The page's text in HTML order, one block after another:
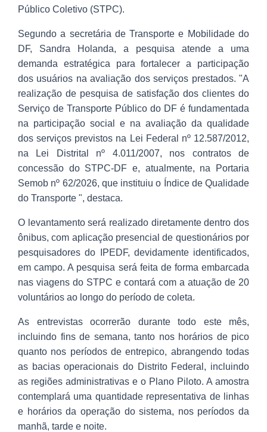
Público Coletivo (STPC).
Segundo a secretária de Transporte e Mobilidade do
DF, Sandra Holanda, a pesquisa atende a uma
demanda estratégica para fortalecer a participação
dos usuários na avaliação dos serviços prestados. "A
realização de pesquisa de satisfação dos clientes do
Serviço de Transporte Público do DF é fundamentada
na participação social e na avaliação da qualidade
dos serviços previstos na Lei Federal nº 12.587/2012,
na Lei Distrital nº 4.011/2007, nos contratos de
concessão do STPC-DF e, atualmente, na Portaria
Semob nº 62/2026, que instituiu o Índice de Qualidade
do Transporte ", destaca.
O levantamento será realizado diretamente dentro dos
ônibus, com aplicação presencial de questionários por
pesquisadores do IPEDF, devidamente identificados,
em campo. A pesquisa será feita de forma embarcada
nas viagens do STPC e contará com a atuação de 20
voluntários ao longo do período de coleta.
As entrevistas ocorrerão durante todo este mês,
incluindo fins de semana, tanto nos horários de pico
quanto nos períodos de entrepico, abrangendo todas
as bacias operacionais do Distrito Federal, incluindo
as regiões administrativas e o Plano Piloto. A amostra
contemplará uma quantidade representativa de linhas
e horários da operação do sistema, nos períodos da
manhã, tarde e noite.